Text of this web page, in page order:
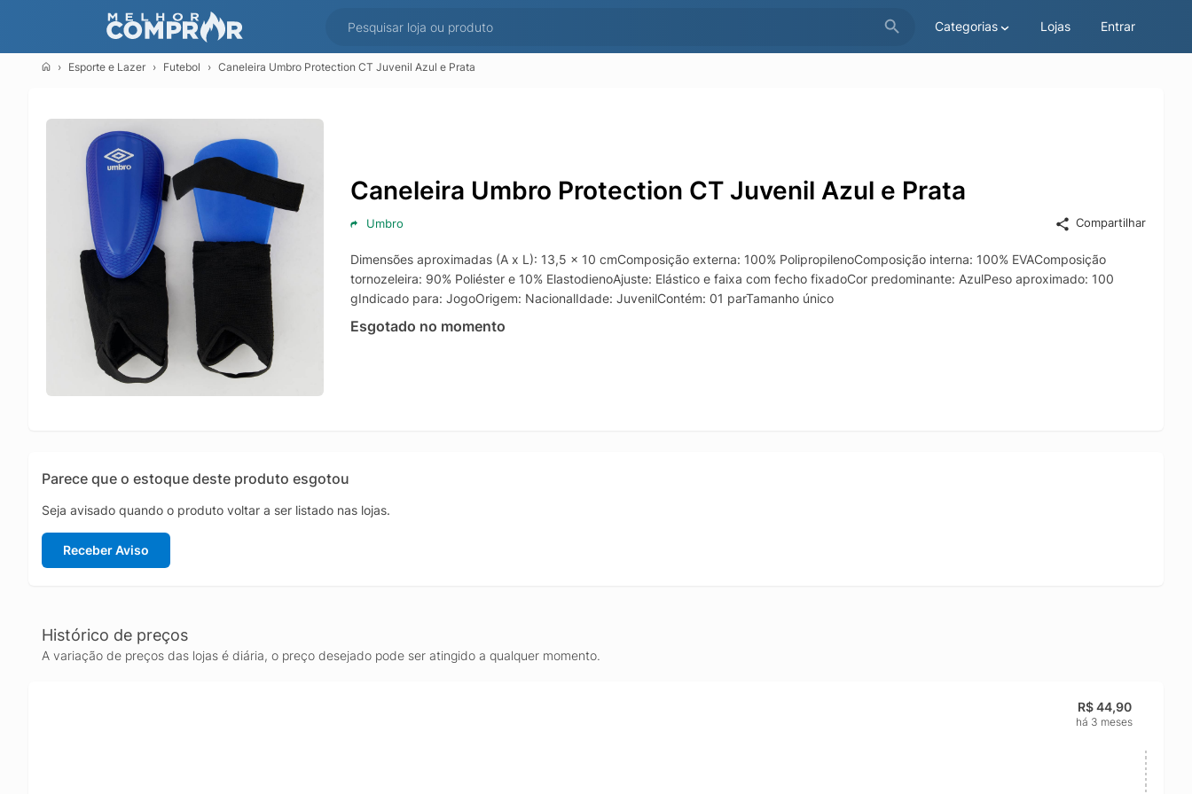
Categorias Lojas Entrar
Esporte e Lazer Futebol Caneleira Umbro Protection CT Juvenil Azul e Prata
Caneleira Umbro Protection CT Juvenil Azul e Prata
Umbro Compartilhar
Dimensões aproximadas (A x L): 13,5 x 10 cmComposição externa: 100% PolipropilenoComposição interna: 100% EVAComposição
tornozeleira: 90% Poliéster e 10% ElastodienoAjuste: Elástico e faixa com fecho fixadoCor predominante: AzulPeso aproximado: 100
gIndicado para: JogoOrigem: NacionalIdade: JuvenilContém: 01 parTamanho único
Esgotado no momento
Parece que o estoque deste produto esgotou
Seja avisado quando o produto voltar a ser listado nas lojas.
Receber Aviso
Histórico de preços
A variação de preços das lojas é diária, o preço desejado pode ser atingido a qualquer momento.
R$ 44,90
há 3 meses